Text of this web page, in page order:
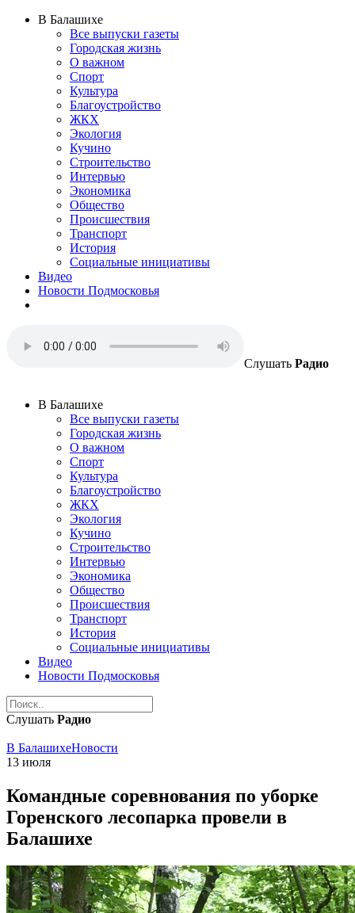
В Балашихе
Все выпуски газеты
Городская жизнь
О важном
Спорт
Культура
Благоустройство
ЖКХ
Экология
Кучино
Строительство
Интервью
Экономика
Общество
Происшествия
Транспорт
История
Социальные инициативы
Видео
Новости Подмосковья
Слушать Радио
В Балашихе
Все выпуски газеты
Городская жизнь
О важном
Спорт
Культура
Благоустройство
ЖКХ
Экология
Кучино
Строительство
Интервью
Экономика
Общество
Происшествия
Транспорт
История
Социальные инициативы
Видео
Новости Подмосковья
Слушать Радио
В БалашихеНовости
13 июля
Командные соревнования по уборке
Горенского лесопарка провели в
Балашихе